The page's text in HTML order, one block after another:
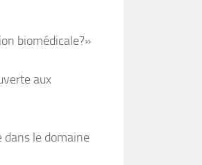
biomédicale?»
aux
dans le domaine